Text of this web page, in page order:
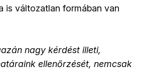
is változatlan formában van
nagy kérdést illeti,
ellenőrzését, nemcsak